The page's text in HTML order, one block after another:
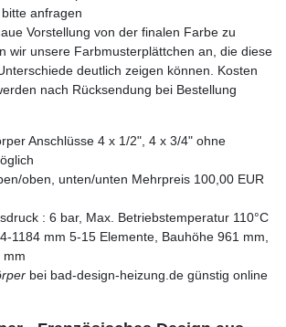
anfragen
Vorstellung von der finalen Farbe zu
wir unsere Farbmusterplättchen an, die diese
deutlich zeigen können. Kosten
nach Rücksendung bei Bestellung
Anschlüsse 4 x 1/2", 4 x 3/4" ohne
oben, unten/unten Mehrpreis 100,00 EUR
: 6 bar, Max. Betriebstemperatur 110°C
1184 mm 5-15 Elemente, Bauhöhe 961 mm,
mm
bei bad-design-heizung.de günstig online